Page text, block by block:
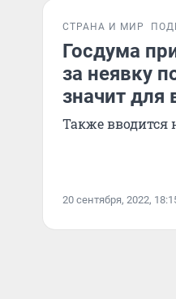
СТРАНА И МИР
Госдума
за неявку
значит для
Также вводится
20 сентября, 2022,